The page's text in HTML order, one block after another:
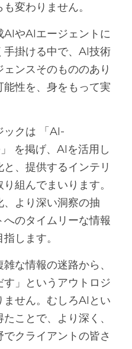
変わりません。
やAIエージェントに
手掛ける中で、AI技術
ンスそのもののあり
性を、身をもって実
ックは 「AI-
を掲げ、AIを活用し
、提供するインテリ
組んでまいります。
より深い洞察の抽
のタイムリーな情報
します。
な情報の迷路から、
」というアウトロジ
ません。むしろAIとい
ことで、より深く、
クライアントの皆さ